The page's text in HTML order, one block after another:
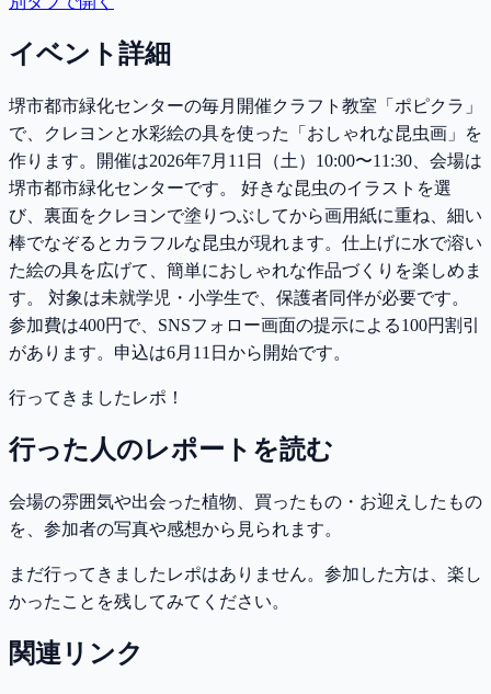
イベント詳細
堺市都市緑化センターの毎月開催クラフト教室「ポピクラ」
で、クレヨンと水彩絵の具を使った「おしゃれな昆虫画」を
作ります。開催は2026年7月11日（土）10:00〜11:30、会場は
堺市都市緑化センターです。 好きな昆虫のイラストを選
び、裏面をクレヨンで塗りつぶしてから画用紙に重ね、細い
棒でなぞるとカラフルな昆虫が現れます。仕上げに水で溶い
た絵の具を広げて、簡単におしゃれな作品づくりを楽しめま
す。 対象は未就学児・小学生で、保護者同伴が必要です。
参加費は400円で、SNSフォロー画面の提示による100円割引
があります。申込は6月11日から開始です。
行ってきましたレポ！
行った人のレポートを読む
会場の雰囲気や出会った植物、買ったもの・お迎えしたもの
を、参加者の写真や感想から見られます。
まだ行ってきましたレポはありません。参加した方は、楽し
かったことを残してみてください。
関連リンク